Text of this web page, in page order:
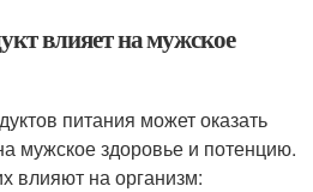
влияет на мужское
питания может оказать
мужское здоровье и потенцию.
влияют на организм: